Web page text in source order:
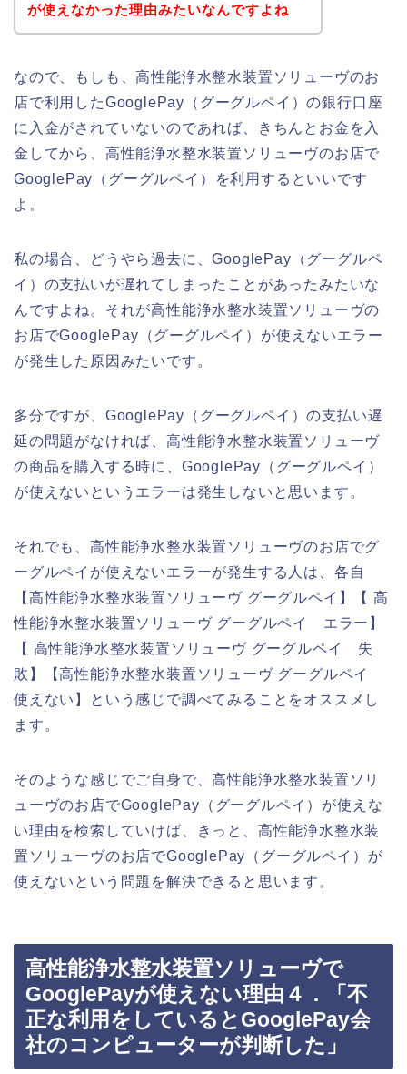
が使えなかった理由みたいなんですよね
なので、もしも、高性能浄水整水装置ソリューヴのお
店で利用したGooglePay（グーグルペイ）の銀行口座
に入金がされていないのであれば、きちんとお金を入
金してから、高性能浄水整水装置ソリューヴのお店で
GooglePay（グーグルペイ）を利用するといいです
よ。
私の場合、どうやら過去に、GooglePay（グーグルペ
イ）の支払いが遅れてしまったことがあったみたいな
んですよね。それが高性能浄水整水装置ソリューヴの
お店でGooglePay（グーグルペイ）が使えないエラー
が発生した原因みたいです。
多分ですが、GooglePay（グーグルペイ）の支払い遅
延の問題がなければ、高性能浄水整水装置ソリューヴ
の商品を購入する時に、GooglePay（グーグルペイ）
が使えないというエラーは発生しないと思います。
それでも、高性能浄水整水装置ソリューヴのお店でグ
ーグルペイが使えないエラーが発生する人は、各自
【高性能浄水整水装置ソリューヴ グーグルペイ】【 高
性能浄水整水装置ソリューヴ グーグルペイ エラー】
【 高性能浄水整水装置ソリューヴ グーグルペイ 失
敗】【高性能浄水整水装置ソリューヴ グーグルペイ
使えない】という感じで調べてみることをオススメし
ます。
そのような感じでご自身で、高性能浄水整水装置ソリ
ューヴのお店でGooglePay（グーグルペイ）が使えな
い理由を検索していけば、きっと、高性能浄水整水装
置ソリューヴのお店でGooglePay（グーグルペイ）が
使えないという問題を解決できると思います。
高性能浄水整水装置ソリューヴで
GooglePayが使えない理由４．「不
正な利用をしているとGooglePay会
社のコンピューターが判断した」